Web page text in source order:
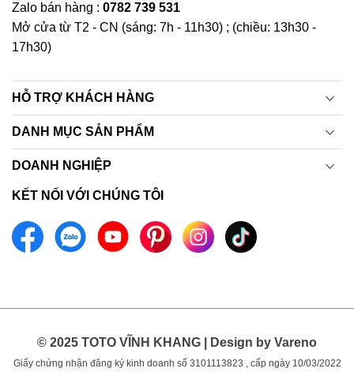
Zalo bán hàng : 0782 739 531
Mở cửa từ T2 - CN (sáng: 7h - 11h30) ; (chiều: 13h30 -
17h30)
HỖ TRỢ KHÁCH HÀNG
DANH MỤC SẢN PHẨM
DOANH NGHIỆP
KẾT NỐI VỚI CHÚNG TÔI
© 2025 TOTO VĨNH KHANG | Design by Vareno
Giấy chứng nhận đăng ký kinh doanh số 3101113823 , cấp ngày 10/03/2022